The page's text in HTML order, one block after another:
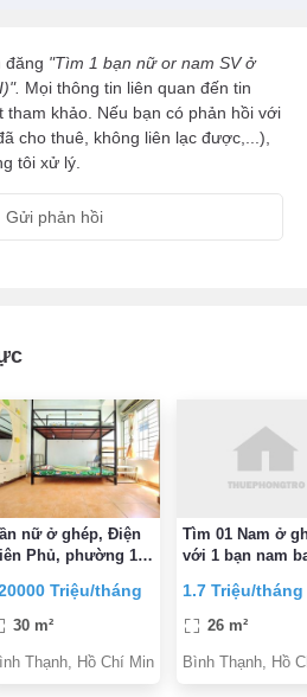
đăng "Tìm 1 bạn nữ or nam SV ở
Mọi thông tin liên quan đến tin
tham khảo. Nếu bạn có phản hồi với
cho thuê, không liên lạc được,...),
tôi xử lý.
Gửi phản hồi
nữ ở ghép, Điện
Phủ, phường 15,
Bàng, Thủy Lợi
Triệu/tháng
30 m²
Thạnh, Hồ Chí Minh
Tìm 01 Nam ở
với 1 bạn nam
1.7 Triệu/tháng
26 m²
Bình Thạnh, Hồ